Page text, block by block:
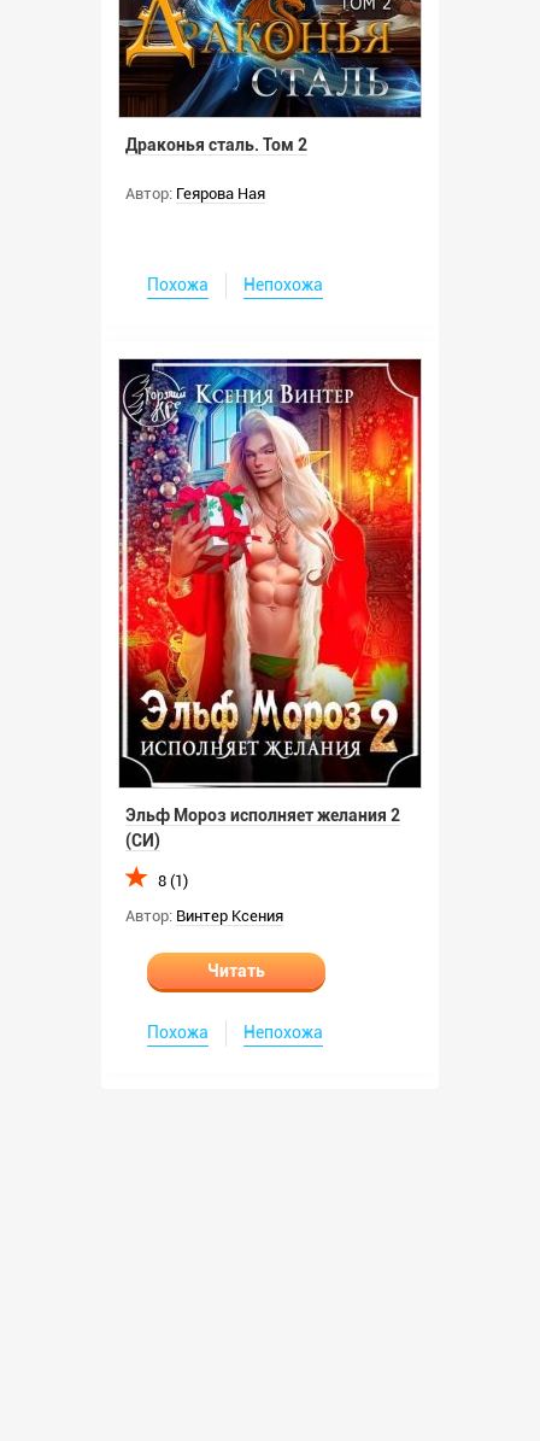
Драконья сталь. Том 2
Автор: Геярова Ная
Похожа Непохожа
Эльф Мороз исполняет желания 2
(СИ)
8 (1)
Автор: Винтер Ксения
Читать
Похожа Непохожа